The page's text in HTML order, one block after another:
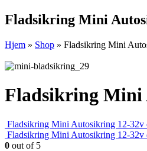
Fladsikring Mini
Hjem » Shop » Fladsikring Mini
Fladsikring Mini
Fladsikring Mini Autosikring 12-32v
Fladsikring Mini Autosikring 12-32v
0 out of 5